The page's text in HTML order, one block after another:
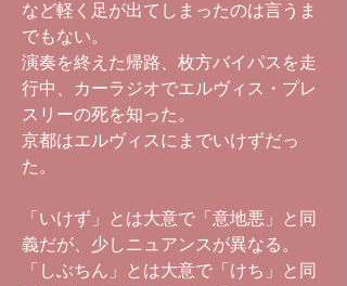
など軽く足が出てしまったのは言うま
でもない。
演奏を終えた帰路、枚方バイパスを走
行中、カーラジオでエルヴィス・プレ
スリーの死を知った。
京都はエルヴィスにまでいけずだっ
た。
「いけず」とは大意で「意地悪」と同
義だが、少しニュアンスが異なる。
「しぶちん」とは大意で「けち」と同